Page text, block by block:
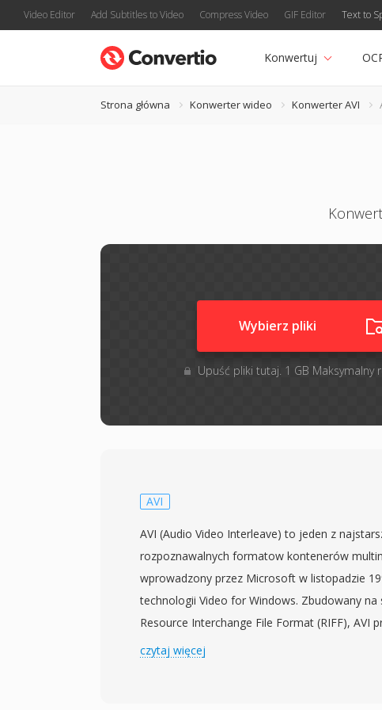
Video Editor Add Subtitles to Video Compress Video GIF Editor Text to
Konwertuj
Strona główna Konwerter wideo Konwerter AVI
Wybierz pliki
Upuść pliki tutaj. 1 GB Maksymalny
AVI
AVI (Audio Video Interleave) to jeden z
rozpoznawalnych formatow kontenerów
wprowadzony przez Microsoft w listopadzie
technologii Video for Windows. Zbudowany na
Resource Interchange File Format (RIFF), AVI
audio i wideo w naprzemiennych blokach,
czytaj więcej